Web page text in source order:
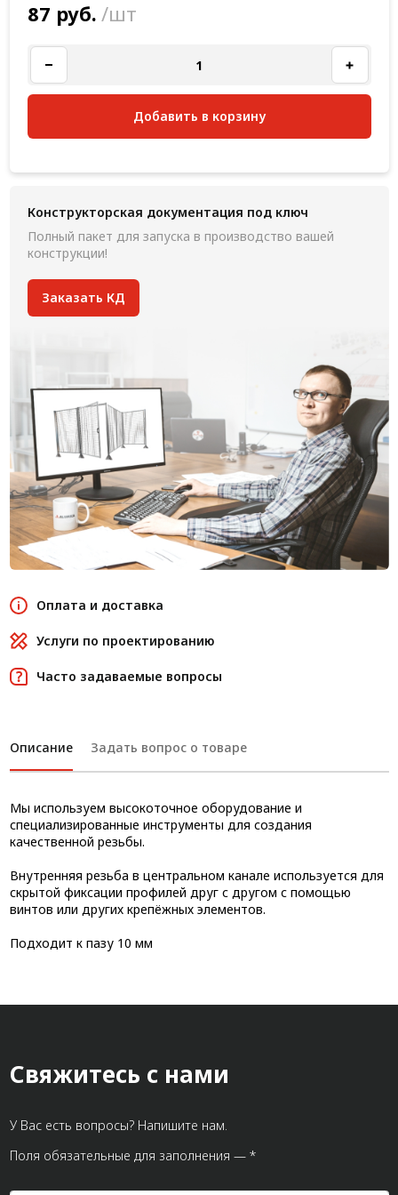
87 руб. /шт
Добавить в корзину
Конструкторская документация под ключ
Полный пакет для запуска в производство вашей
конструкции!
Заказать КД
Оплата и доставка
Услуги по проектированию
Часто задаваемые вопросы
Описание Задать вопрос о товаре
Мы используем высокоточное оборудование и
специализированные инструменты для создания
качественной резьбы.
Внутренняя резьба в центральном канале используется для
скрытой фиксации профилей друг с другом с помощью
винтов или других крепёжных элементов.
Подходит к пазу 10 мм
Свяжитесь с нами
У Вас есть вопросы? Напишите нам.
Поля обязательные для заполнения — *